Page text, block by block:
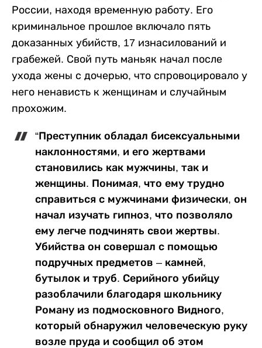
России, находя временную работу. Его
криминальное прошлое включало пять
доказанных убийств, 17 изнасилований и
грабежей. Свой путь маньяк начал после
ухода жены с дочерью, что спровоцировало у
него ненависть к женщинам и случайным
прохожим.
“Преступник обладал бисексуальными
наклонностями, и его жертвами
становились как мужчины, так и
женщины. Понимая, что ему трудно
справиться с мужчинами физически, он
начал изучать гипноз, что позволяло
ему легче подчинять свои жертвы.
Убийства он совершал с помощью
подручных предметов – камней,
бутылок и труб. Серийного убийцу
разоблачили благодаря школьнику
Роману из подмосковного Видного,
который обнаружил человеческую руку
возле пруда и сообщил об этом